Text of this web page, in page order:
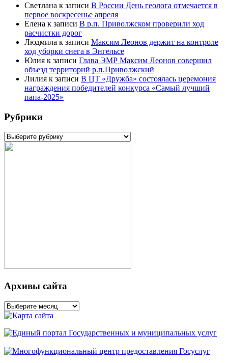
Светлана к записи В России День геолога отмечается в
первое воскресенье апреля
Елена к записи В р.п. Приволжском проверили ход
расчистки дорог
Людмила к записи Максим Леонов держит на контроле
ход уборки снега в Энгельсе
Юлия к записи Глава ЭМР Максим Леонов совершил
объезд территорий р.п.Приволжский
Лилия к записи В ЦТ «Дружба» состоялась церемония
награждения победителей конкурса «Самый лучший
папа-2025»
Рубрики
Рубрики
Архивы сайта
Архивы
сайта